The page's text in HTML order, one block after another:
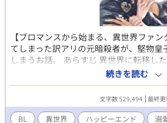
【ブロマンスから始まる、異世界ファ
てしまった訳アリの元暗殺者が、堅物皇
しまうお話。 あらすじ 異世界に転移し
は、戦場で国の皇子リーリュイと出会う
友と認め合うほどの仲になった なんだ
った後、再会したリーリュイが何だか
て、どれくらい？こんなに近いのか？
着する聖魔導士まで現れて、ますます事
続きを読む
文字数 529,494 最終
BL 異世界 ハッピーエンド 溺